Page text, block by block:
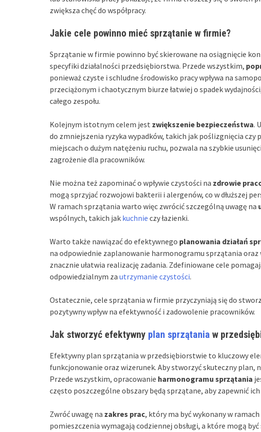
zwiększa chęć do współpracy.
Jakie cele powinno mieć sprzątanie w firmie?
Sprzątanie w firmie powinno być skierowane na osiągnięcie
specyfiki działalności przedsiębiorstwa. Przede wszystkim,
ponieważ czyste i schludne środowisko pracy wpływa na
przeciążonym i chaotycznym biurze łatwiej o spadek
całego zespołu.
Kolejnym istotnym celem jest zwiększenie bezpieczeństwa.
do zmniejszenia ryzyka wypadków, takich jak poślizgnięcia czy
miejscach o dużym natężeniu ruchu, pozwala na szybkie
zagrożenie dla pracowników.
Nie można też zapominać o wpływie czystości na zdrowie
mogą sprzyjać rozwojowi bakterii i alergenów, co w dłuższej
W ramach sprzątania warto więc zwrócić szczególną uwagę na
wspólnych, takich jak kuchnie czy łazienki.
Warto także nawiązać do efektywnego planowania działań
na odpowiednie zaplanowanie harmonogramu sprzątania
znacznie ułatwia realizację zadania. Zdefiniowane cele
odpowiedzialnym za utrzymanie czystości.
Ostatecznie, cele sprzątania w firmie przyczyniają się do
pozytywny wpływ na efektywność i zadowolenie pracowników.
Jak stworzyć efektywny plan sprzątania w
Efektywny plan sprzątania w przedsiębiorstwie to kluczowy
funkcjonowanie oraz wizerunek. Aby stworzyć skuteczny
Przede wszystkim, opracowanie harmonogramu sprzątania
często poszczególne obszary będą sprzątane, aby zapewnić
Zwróć uwagę na zakres prac, który ma być wykonany w
pomieszczenia wymagają codziennej obsługi, a które mogą